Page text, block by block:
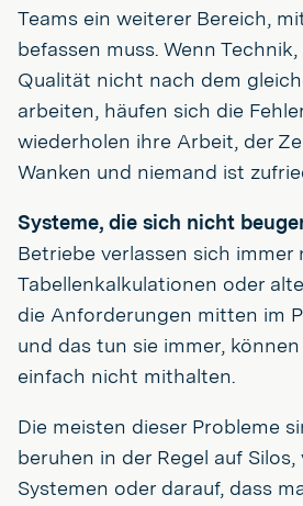
Teams ein weiterer Bereich,
befassen muss. Wenn
Qualität nicht nach dem
arbeiten, häufen sich die
wiederholen ihre Arbeit, der
Wanken und niemand ist
Systeme, die sich nicht
Betriebe verlassen sich
Tabellenkalkulationen oder
die Anforderungen mitten im
und das tun sie immer,
einfach nicht mithalten.
Die meisten dieser Probleme
beruhen in der Regel auf
Systemen oder darauf, dass